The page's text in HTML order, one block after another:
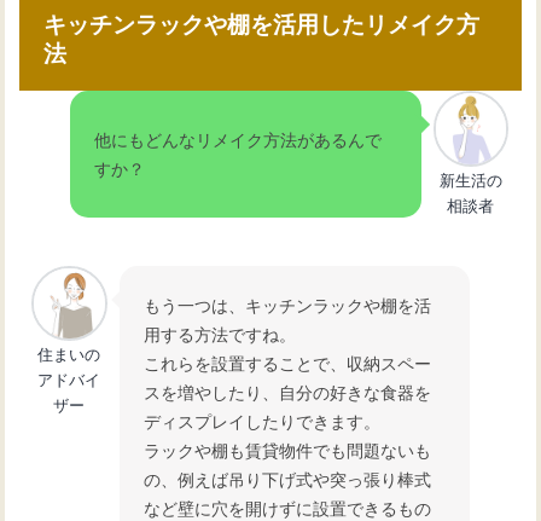
キッチンラックや棚を活用したリメイク方
法
他にもどんなリメイク方法があるんで
すか？
新生活の
相談者
住まいの
アドバイ
ザー
もう一つは、キッチンラックや棚を活
用する方法ですね。
これらを設置することで、収納スペー
スを増やしたり、自分の好きな食器を
ディスプレイしたりできます。
ラックや棚も賃貸物件でも問題ないも
の、例えば吊り下げ式や突っ張り棒式
など壁に穴を開けずに設置できるもの